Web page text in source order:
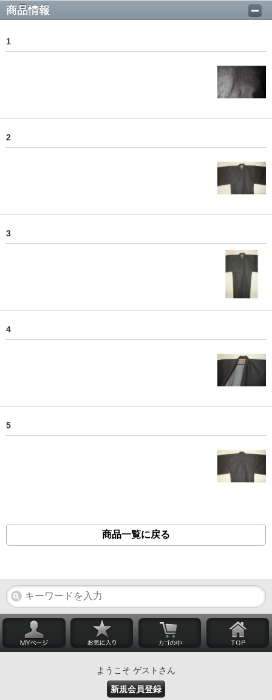
商品情報
1
2
3
4
5
商品一覧に戻る
ようこそ ゲストさん
新規会員登録